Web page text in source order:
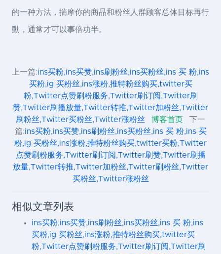
的一种方法，揣摩你的商品和粉丝人群顾客总体目标再行
動，通常才可以事倍功半。
上一篇:ins买粉,ins买赞,ins刷粉丝,ins买粉丝,ins 买 粉,ins
买粉,ig 买粉丝,ins涨粉,推特粉丝购买,twitter买
粉,Twitter点赞刷粉服务,Twitter刷订阅,Twitter刷
赞,Twitter刷播放量,Twitter转推,Twitter加粉丝,Twitter
刷粉丝,Twitter买粉丝,Twitter涨粉丝
博客首页
下一
篇:ins买粉,ins买赞,ins刷粉丝,ins买粉丝,ins 买 粉,ins 买
粉,ig 买粉丝,ins涨粉,推特粉丝购买,twitter买粉,Twitter
点赞刷粉服务,Twitter刷订阅,Twitter刷赞,Twitter刷播
放量,Twitter转推,Twitter加粉丝,Twitter刷粉丝,Twitter
买粉丝,Twitter涨粉丝
相似文章列表
ins买粉,ins买赞,ins刷粉丝,ins买粉丝,ins 买 粉,ins
买粉,ig 买粉丝,ins涨粉,推特粉丝购买,twitter买
粉,Twitter点赞刷粉服务,Twitter刷订阅,Twitter刷